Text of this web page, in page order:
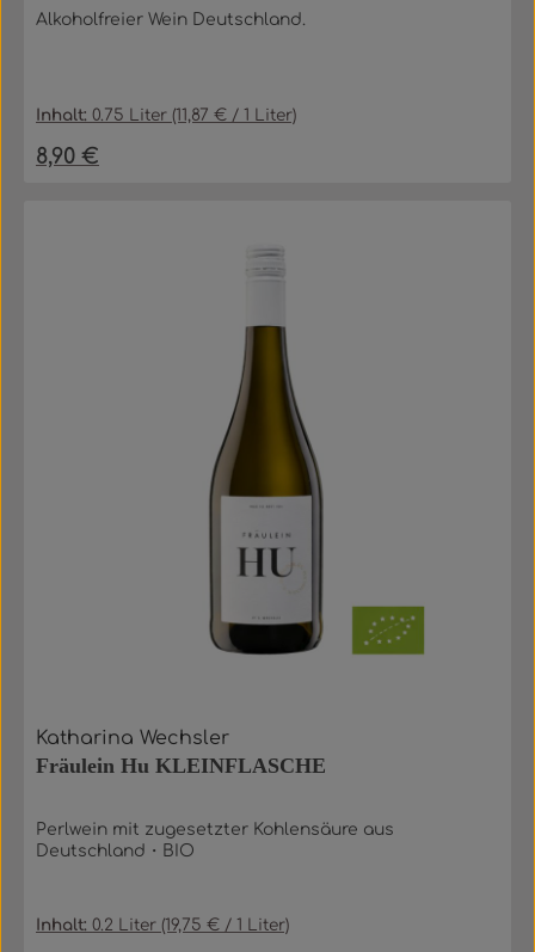
Alkoholfreier Wein Deutschland.
Inhalt:0.75 Liter (11,87 € / 1 Liter)
Regulärer Preis:
8,90 €
Katharina Wechsler
Fräulein Hu KLEINFLASCHE
Perlwein mit zugesetzter Kohlensäure aus
Deutschland・BIO
Inhalt:0.2 Liter (19,75 € / 1 Liter)